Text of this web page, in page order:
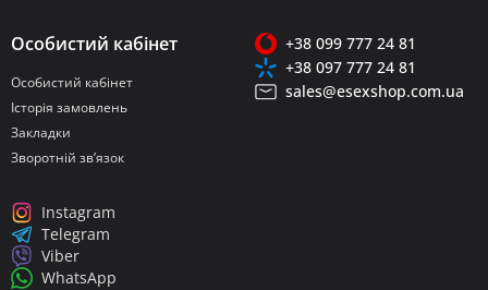
Особистий кабінет
Особистий кабінет
Історія замовлень
Закладки
Зворотній зв’язок
+38 099 777 24 81
+38 097 777 24 81
sales@esexshop.com.ua
Instagram
Telegram
Viber
WhatsApp